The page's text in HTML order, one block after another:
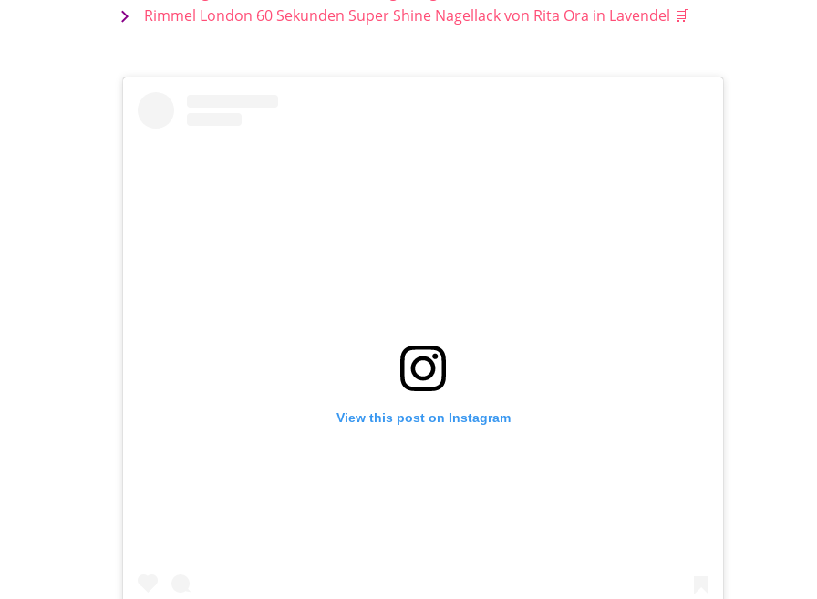
Rimmel London 60 Sekunden Super Shine Nagellack von Rita Ora in Lavendel
View this post on Instagram